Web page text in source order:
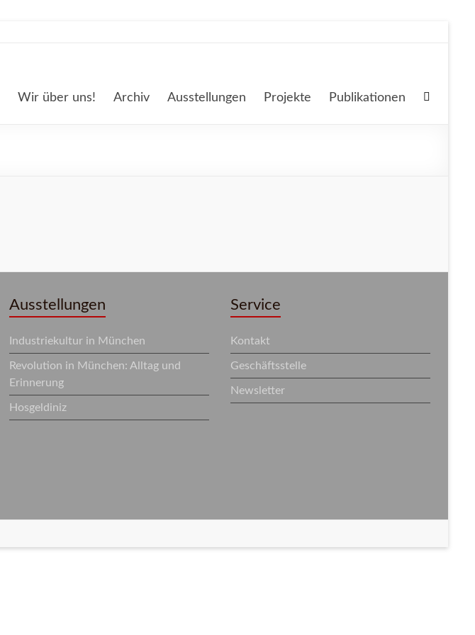
Wir über uns! Archiv Ausstellungen Projekte Publikationen
Ausstellungen
Industriekultur in München
Revolution in München: Alltag und
Erinnerung
Hosgeldiniz
Service
Kontakt
Geschäftsstelle
Newsletter